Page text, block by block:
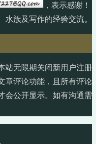
，表示感谢！
水族及写作的经验交流。
站无限期关闭新用户注册
章评论功能，且所有评论
会公开显示。如有沟通需